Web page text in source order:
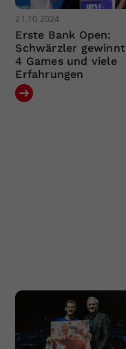
21.10.2024
Erste Bank Open:
Schwärzler gewinnt
4 Games und viele
Erfahrungen